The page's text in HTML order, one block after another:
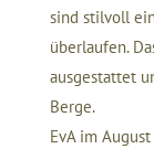
sind stilvoll
überlaufen.
ausgestattet
Berge.
EvA im